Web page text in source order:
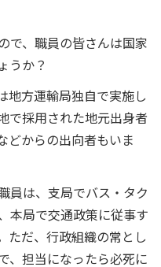
で、職員の皆さんは国家
うか？
地方運輸局独自で実施し
で採用された地元出身者
どからの出向者もいま
員は、支局でバス・タク
本局で交通政策に従事す
ただ、行政組織の常とし
、担当になったら必死に